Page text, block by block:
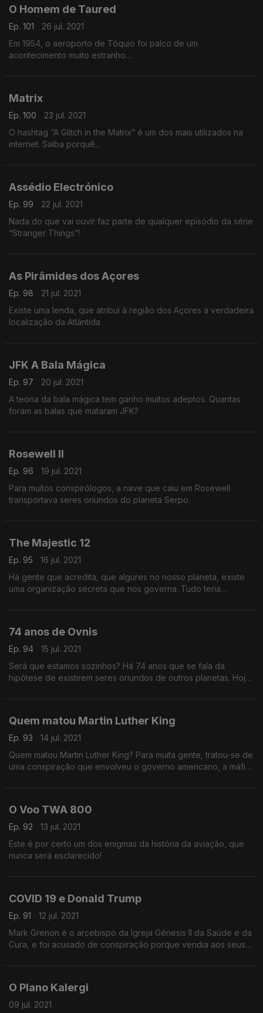
O Homem de Taured
Ep. 101
26 jul. 2021
Em 1954, o aeroporto de Tóquio foi palco de um
acontecimento muito estranho…
Matrix
Ep. 100
23 jul. 2021
O hashtag “A Glitch in the Matrix” é um dos mais utilizados na
internet. Saiba porquê...
Assédio Electrónico
Ep. 99
22 jul. 2021
Nada do que vai ouvir faz parte de qualquer episódio da série
“Stranger Things”!
As Pirâmides dos Açores
Ep. 98
21 jul. 2021
Existe uma lenda, que atribui à região dos Açores a verdadeira
localização da Atlântida
JFK A Bala Mágica
Ep. 97
20 jul. 2021
A teoria da bala mágica tem ganho muitos adeptos. Quantas
foram as balas que mataram JFK?
Rosewell II
Ep. 96
19 jul. 2021
Para muitos conspirólogos, a nave que caiu em Rosewell
transportava seres oriundos do planeta Serpo.
The Majestic 12
Ep. 95
16 jul. 2021
Há gente que acredita, que algures no nosso planeta, existe
uma organização secreta que nos governa. Tudo teria
74 anos de Ovnis
Ep. 94
15 jul. 2021
Será que estamos sozinhos? Há 74 anos que se fala da
hipótese de existirem seres oriundos de outros planetas. Hoje
Quem matou Martin Luther King
Ep. 93
14 jul. 2021
Quem matou Martin Luther King? Para muita gente, tratou-se de
uma conspiração que envolveu o governo americano, a máfia
O Voo TWA 800
Ep. 92
13 jul. 2021
Este é por certo um dos enigmas da história da aviação, que
nunca será esclarecido!
COVID 19 e Donald Trump
Ep. 91
12 jul. 2021
Mark Grenon é o arcebispo da Igreja Génesis II da Saúde e da
Cura, e foi acusado de conspiração porque vendia aos seus
O Plano Kalergi
09 jul. 2021